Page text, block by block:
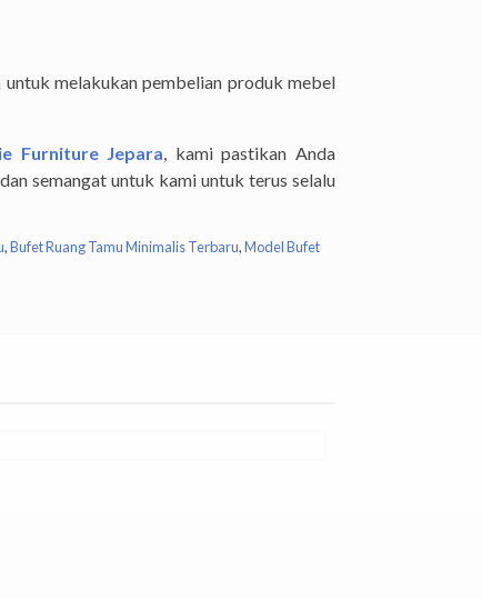
melakukan pembelian produk mebel
Furniture Jepara , kami pastikan Anda
semangat untuk kami untuk terus selalu
,Bufet Ruang Tamu Minimalis Terbaru,Model Bufet